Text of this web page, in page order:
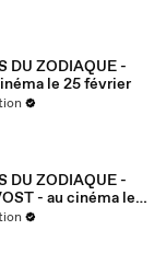
DU ZODIAQUE -
le 25 février
DU ZODIAQUE -
- au cinéma le